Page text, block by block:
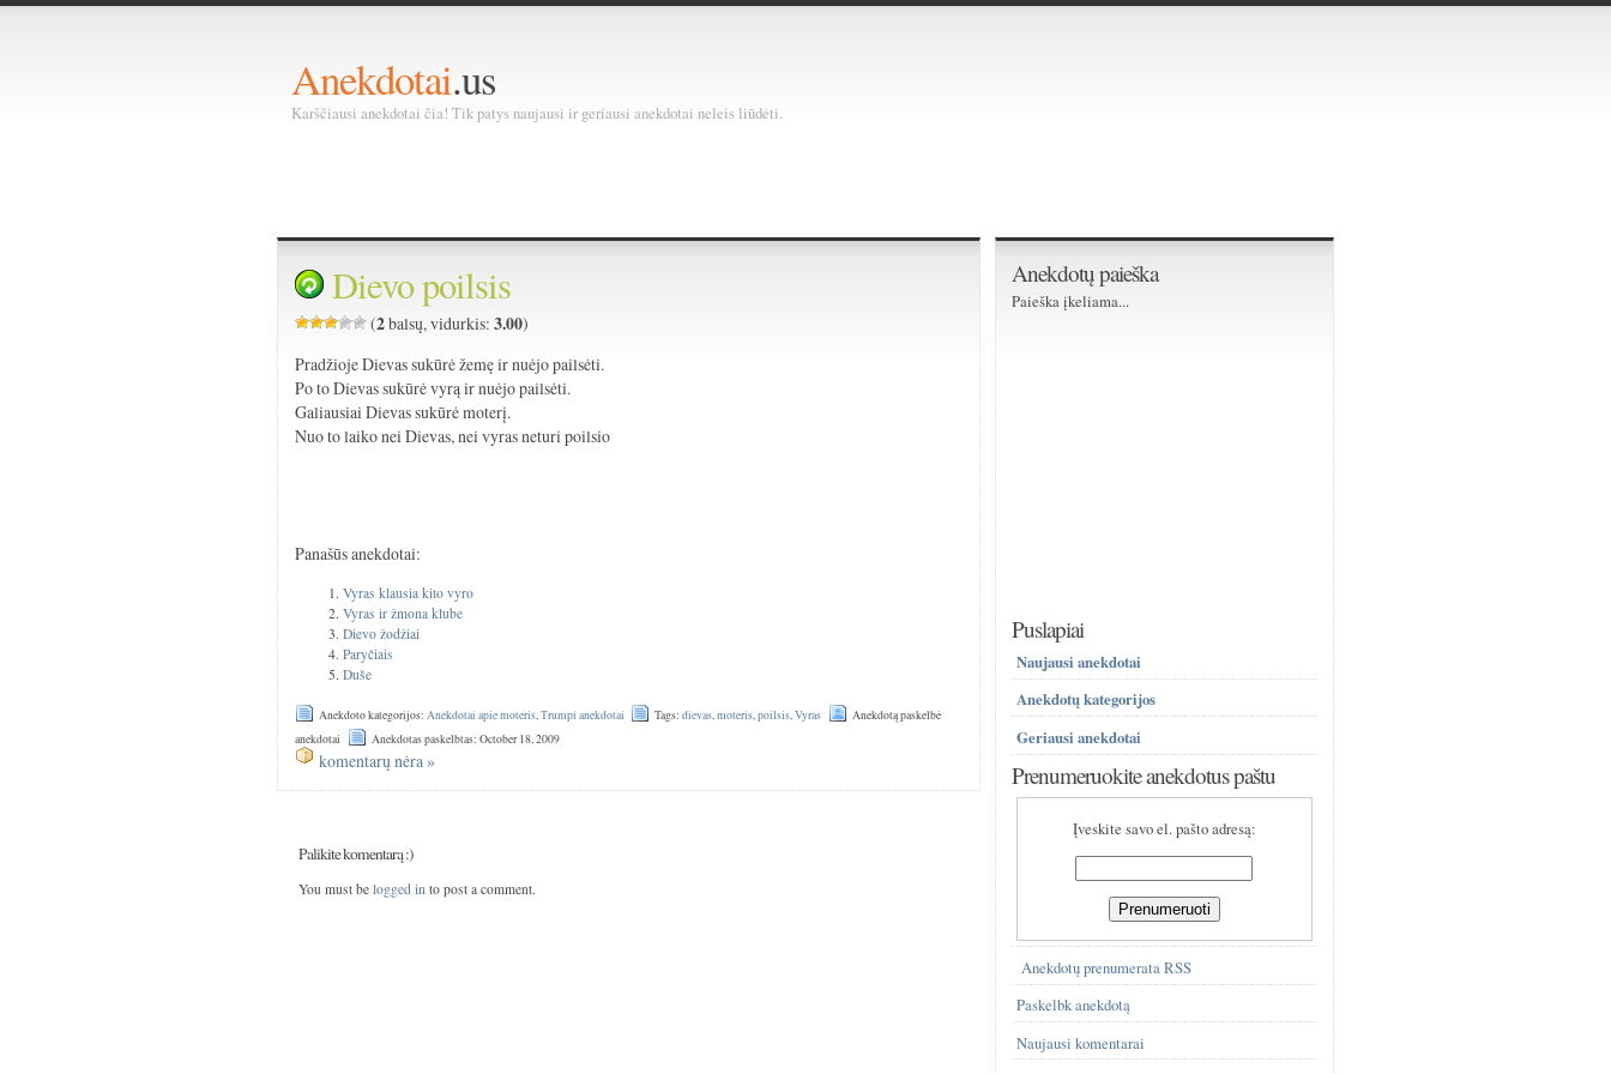
Anekdotai.us
Karščiausi anekdotai čia! Tik patys naujausi ir geriausi anekdotai neleis liūdėti.
Dievo poilsis
(2balsų, vidurkis:3.00)
Pradžioje Dievas sukūrė žemę ir nuėjo pailsėti.
Po to Dievas sukūrė vyrą ir nuėjo pailsėti.
Galiausiai Dievas sukūrė moterį.
Nuo to laiko nei Dievas, nei vyras neturi poilsio
Panašūs anekdotai:
Vyras klausia kito vyro
Vyras ir žmona klube
Dievo žodžiai
Paryčiais
Duše
Anekdoto kategorijos:Anekdotai apie moteris,Trumpi anekdotai Tags:dievas,moteris,poilsis,Vyras
Anekdotą paskelbė
anekdotai
Anekdotas paskelbtas: October 18, 2009
komentarų nėra »
Palikite komentarą :)
You must be logged into post a comment.
Anekdotų paieška
Paieška įkeliama...
Puslapiai
Naujausi anekdotai
Anekdotų kategorijos
Geriausi anekdotai
Prenumeruokite anekdotus paštu
Įveskite savo el. pašto adresą:
Anekdotų prenumerata RSS
Paskelbk anekdotą
Naujausi komentarai